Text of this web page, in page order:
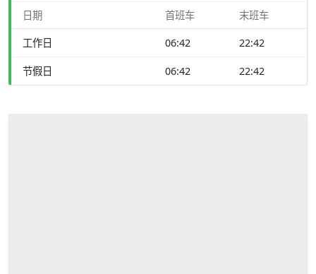
日期 首班车 末班车
工作日 06:42 22:42
节假日 06:42 22:42